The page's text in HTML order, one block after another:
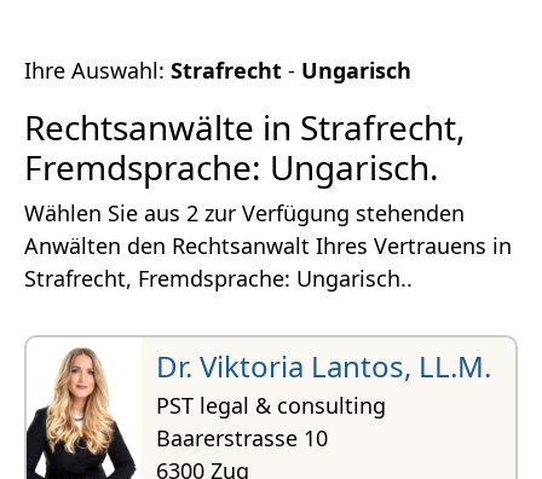
Ihre Auswahl: Strafrecht - Ungarisch
Rechtsanwälte in Strafrecht,
Fremdsprache: Ungarisch.
Wählen Sie aus 2 zur Verfügung stehenden
Anwälten den Rechtsanwalt Ihres Vertrauens in
Strafrecht, Fremdsprache: Ungarisch..
Dr. Viktoria Lantos, LL.M.
PST legal & consulting
Baarerstrasse 10
6300 Zug